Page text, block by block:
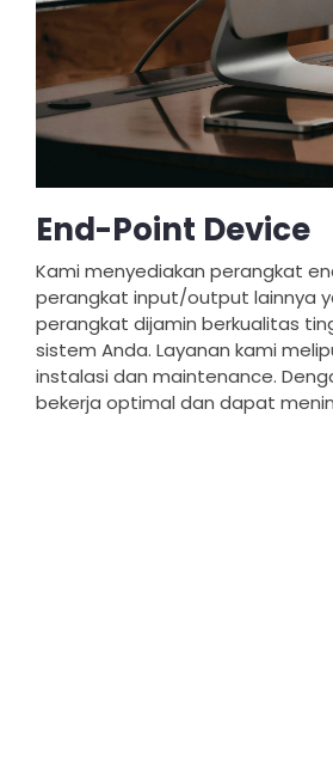
End-Point Device
Kami menyediakan perangkat
perangkat input/output lainnya
perangkat dijamin berkualitas
sistem Anda. Layanan kami
instalasi dan maintenance.
bekerja optimal dan dapat